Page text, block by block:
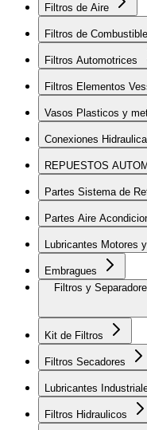
Filtros de Aire
Filtros de Combustible
Filtros Automotrices
Filtros
Vasos Plasticos y
Conexiones
REPUESTOS
Partes Sistema de
Partes Aire
Lubricantes Motores
Embragues
Kit de Filtros
Filtros Secadores
Lubricantes
Filtros Hidraulicos